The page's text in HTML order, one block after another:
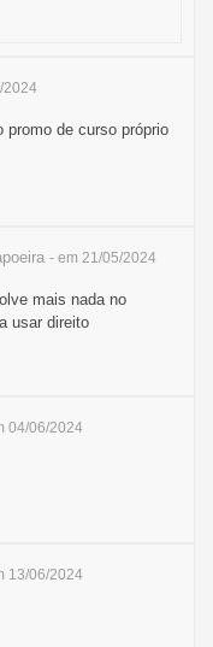
2024
promo de curso próprio
- em 21/05/2024
mais nada no
usar direito
04/06/2024
13/06/2024